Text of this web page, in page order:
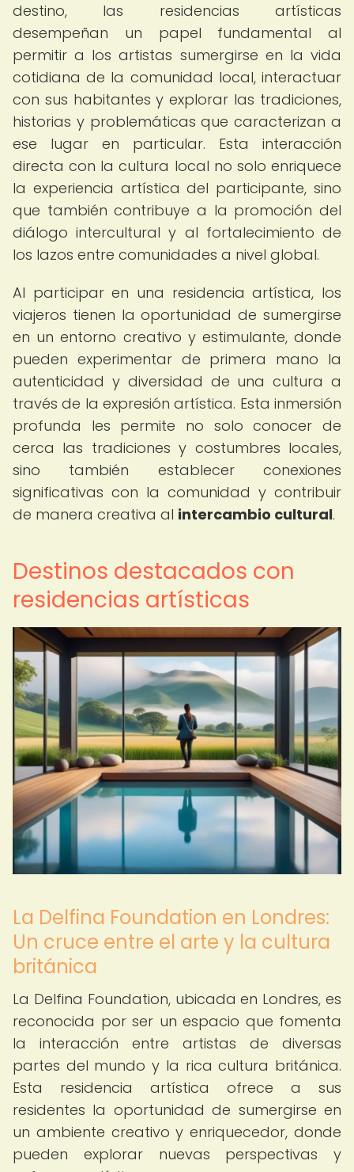
destino, las residencias artísticas
desempeñan un papel fundamental al
permitir a los artistas sumergirse en la vida
cotidiana de la comunidad local, interactuar
con sus habitantes y explorar las tradiciones,
historias y problemáticas que caracterizan a
ese lugar en particular. Esta interacción
directa con la cultura local no solo enriquece
la experiencia artística del participante, sino
que también contribuye a la promoción del
diálogo intercultural y al fortalecimiento de
los lazos entre comunidades a nivel global.
Al participar en una residencia artística, los
viajeros tienen la oportunidad de sumergirse
en un entorno creativo y estimulante, donde
pueden experimentar de primera mano la
autenticidad y diversidad de una cultura a
través de la expresión artística. Esta inmersión
profunda les permite no solo conocer de
cerca las tradiciones y costumbres locales,
sino también establecer conexiones
significativas con la comunidad y contribuir
de manera creativa al intercambio cultural.
Destinos destacados con
residencias artísticas
La Delfina Foundation en Londres:
Un cruce entre el arte y la cultura
británica
La Delfina Foundation, ubicada en Londres, es
reconocida por ser un espacio que fomenta
la interacción entre artistas de diversas
partes del mundo y la rica cultura británica.
Esta residencia artística ofrece a sus
residentes la oportunidad de sumergirse en
un ambiente creativo y enriquecedor, donde
pueden explorar nuevas perspectivas y